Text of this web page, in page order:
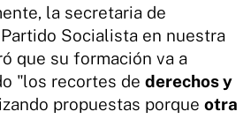
la secretaria de
Socialista en nuestra
que su formación va a
"los recortes de derechos y
propuestas porque otra